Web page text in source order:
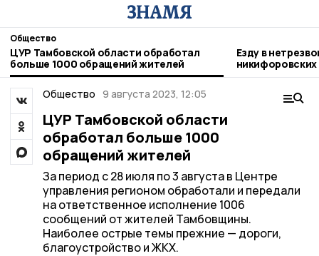
Общество
ЦУР Тамбовской области обработал
больше 1000 обращений жителей
Езду в
Общество 9 августа 2023, 12:05
ЦУР Тамбовской области
обработал больше 1000
обращений жителей
За период с 28 июля по 3 августа в Центре
управления регионом обработали и передали
на ответственное исполнение 1006
сообщений от жителей Тамбовщины.
Наиболее острые темы прежние — дороги,
благоустройство и ЖКХ.